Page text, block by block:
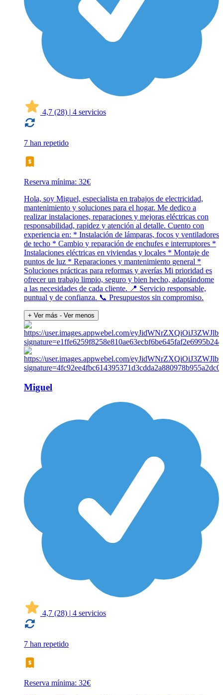
4,7 (28) | 4 servicios
7 han repetido
Reserva mínima: 32€
Hola, soy Miguel, especialista en trabajos de electricidad,
mantenimiento y soluciones para el hogar. Me dedico a
realizar instalaciones, reparaciones y mejoras eléctricas con
responsabilidad, rapidez y atención al detalle. Cuento con
experiencia en: * Instalación de lámparas, focos y ventiladores
de techo * Cambio y reparación de enchufes e interruptores *
Instalaciones eléctricas en viviendas y locales * Montaje de
puntos de luz * Reparaciones y mantenimiento general *
Soluciones prácticas para reformas y averías Mi prioridad es
ofrecer un trabajo limpio, seguro y bien hecho, adaptándome
a las necesidades de cada cliente. 📍 Servicio responsable,
puntual y de confianza. 📞 Presupuestos sin compromiso.
+ Ver más - Ver menos
Miguel
4,7 (28) | 4 servicios
7 han repetido
Reserva mínima: 32€